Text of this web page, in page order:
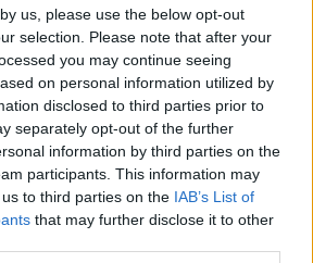
us, please use the below opt-out
selection. Please note that after your
you may continue seeing
on personal information utilized by
disclosed to third parties prior to
separately opt-out of the further
information by third parties on the
participants. This information may
to third parties on the IAB’s List of
that may further disclose it to other
Visi įrašai
įrašai
00:00:30
avarijos Vilniaus r.: dviejų moterų ir
nepavyko